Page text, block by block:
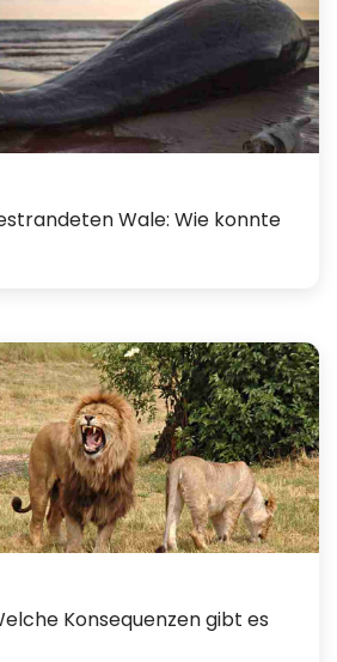
Wale: Wie konnte
Konsequenzen gibt es